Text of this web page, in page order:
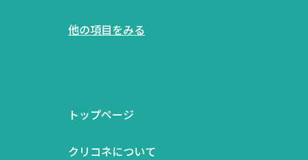
他の項目をみる
トップページ
クリコネについて